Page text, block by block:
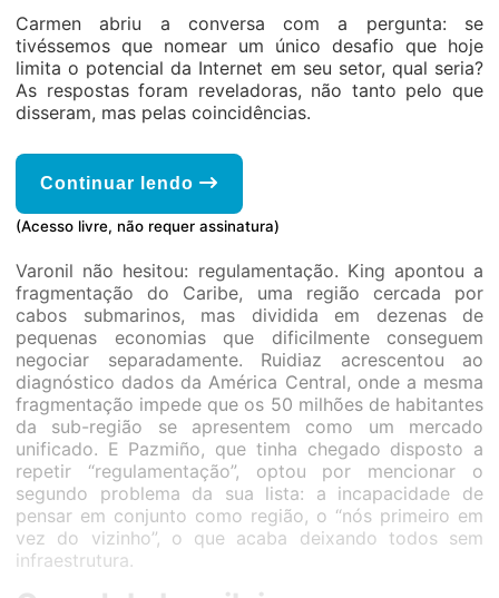
Carmen abriu a conversa com a pergunta: se
tivéssemos que nomear um único desafio que hoje
limita o potencial da Internet em seu setor, qual seria?
As respostas foram reveladoras, não tanto pelo que
disseram, mas pelas coincidências.
Continuar lendo
(Acesso livre, não requer assinatura)
Varonil não hesitou: regulamentação. King apontou a
fragmentação do Caribe, uma região cercada por
cabos submarinos, mas dividida em dezenas de
pequenas economias que dificilmente conseguem
negociar separadamente. Ruidiaz acrescentou ao
diagnóstico dados da América Central, onde a mesma
fragmentação impede que os 50 milhões de habitantes
da sub-região se apresentem como um mercado
unificado. E Pazmiño, que tinha chegado disposto a
repetir “regulamentação”, optou por mencionar o
segundo problema da sua lista: a incapacidade de
pensar em conjunto como região, o “nós primeiro em
vez do vizinho”, o que acaba deixando todos sem
infraestrutura.